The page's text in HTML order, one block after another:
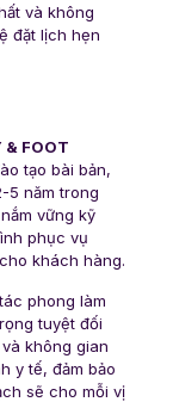
và không
đặt lịch hẹn
& FOOT
tạo bài bản,
5 năm trong
vững kỹ
phục vụ
khách hàng.
phong làm
tuyệt đối
không gian
y tế, đảm bảo
sẽ cho mỗi vị